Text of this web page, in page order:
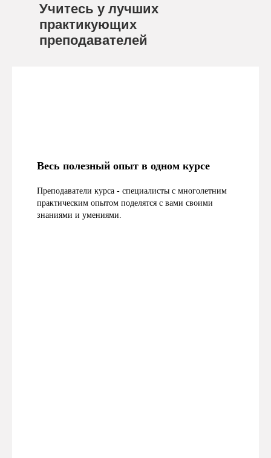
Учитесь у лучших
практикующих
преподавателей
Весь полезный опыт в одном курсе
Преподаватели курса - специалисты с многолетним
практическим опытом поделятся с вами своими
знаниями и умениями.